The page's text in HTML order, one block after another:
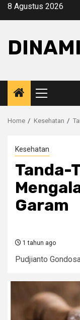
Skip8 Agustus 2026
Primary
Menu
Home Kesehatan
Kesehatan
Tanda-
Garam
1 tahun ago
Pudjianto